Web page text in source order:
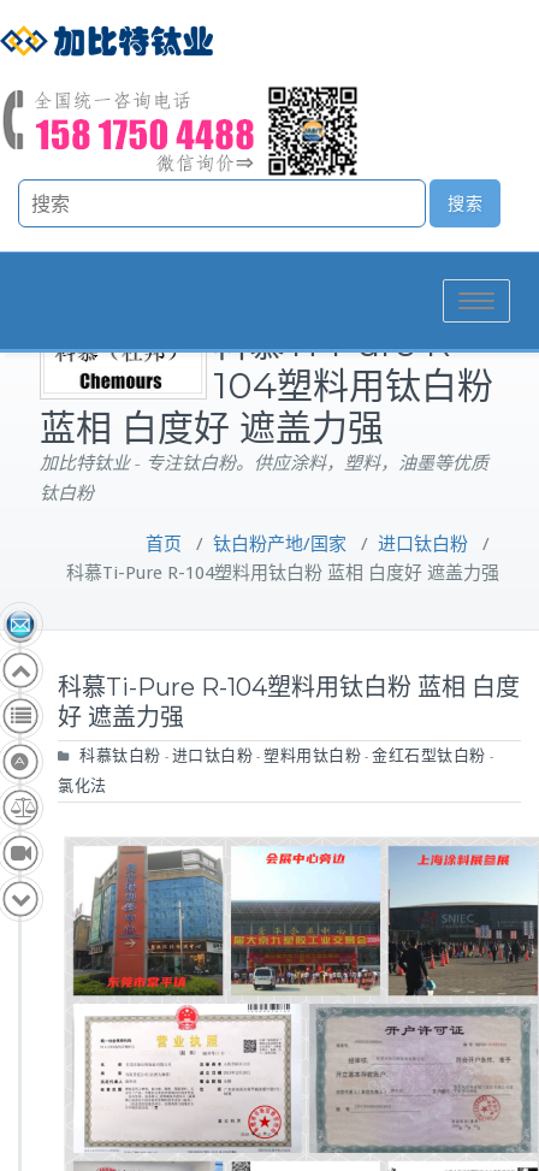
Toggle
科慕Ti-Pure R-
104塑料用钛白粉
蓝相 白度好 遮盖力强
加比特钛业 - 专注钛白粉。供应涂料，塑料，油墨等优质
钛白粉
首页 / 钛白粉产地/国家 / 进口钛白粉 /
科慕Ti-Pure R-104塑料用钛白粉 蓝相 白度好 遮盖力强
科慕Ti-Pure R-104塑料用钛白粉 蓝相 白度
好 遮盖力强
科慕钛白粉 - 进口钛白粉 - 塑料用钛白粉 - 金红石型钛白粉 -
氯化法